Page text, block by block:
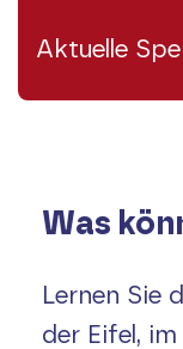
Aktuelle
Was
Lernen Sie
der Eifel,